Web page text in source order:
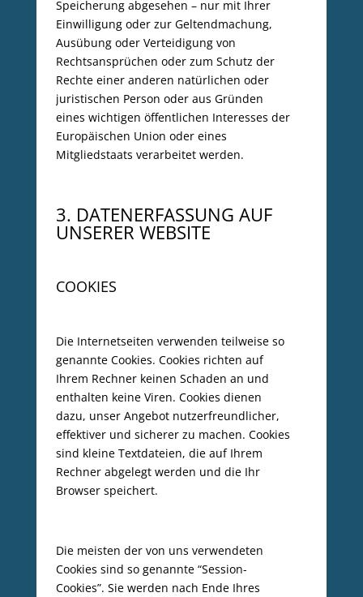
Speicherung abgesehen – nur mit Ihrer
Einwilligung oder zur Geltendmachung,
Ausübung oder Verteidigung von
Rechtsansprüchen oder zum Schutz der
Rechte einer anderen natürlichen oder
juristischen Person oder aus Gründen
eines wichtigen öffentlichen Interesses der
Europäischen Union oder eines
Mitgliedstaats verarbeitet werden.
3. DATENERFASSUNG AUF
UNSERER WEBSITE
COOKIES
Die Internetseiten verwenden teilweise so
genannte Cookies. Cookies richten auf
Ihrem Rechner keinen Schaden an und
enthalten keine Viren. Cookies dienen
dazu, unser Angebot nutzerfreundlicher,
effektiver und sicherer zu machen. Cookies
sind kleine Textdateien, die auf Ihrem
Rechner abgelegt werden und die Ihr
Browser speichert.
Die meisten der von uns verwendeten
Cookies sind so genannte “Session-
Cookies”. Sie werden nach Ende Ihres